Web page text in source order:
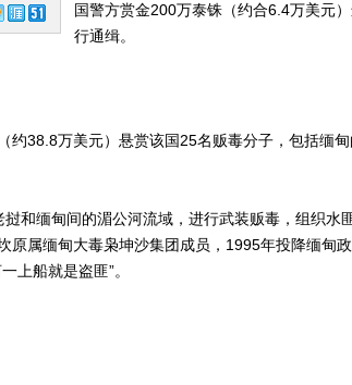
国警方赏金200万泰铢（约合6.4万美元
行通缉。
38.8万美元）悬赏该国25名贩毒分子，包括缅甸
缅甸间的湄公河流域，进行武装贩毒，组织水
原属缅甸大毒枭坤沙集团成员，1995年投降缅甸政
上船就是盗匪”。